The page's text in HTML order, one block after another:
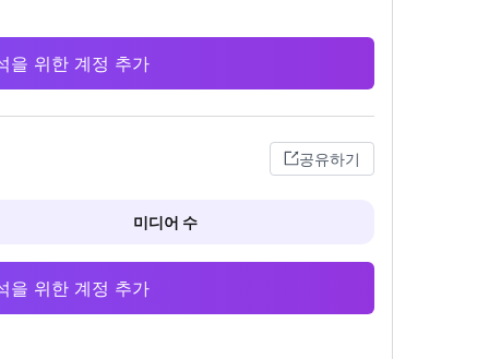
을 위한 계정 추가
공유하기
미디어 수
을 위한 계정 추가